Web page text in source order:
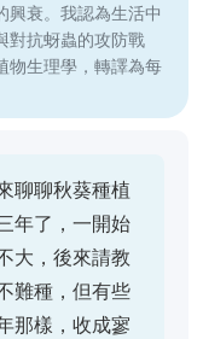
興衰。我認為生活中
對抗蚜蟲的攻防戰
物生理學，轉譯為每
聊聊秋葵種植
年了，一開始
大，後來請教
難種，但有些
那樣，收成寥